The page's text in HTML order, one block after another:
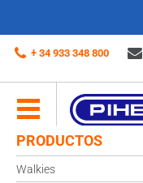
+ 34 933 348 800
PRODUCTOS
Walkies